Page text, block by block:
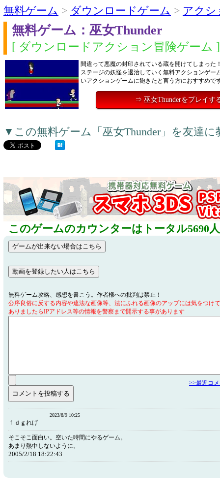
無料ゲーム > ダウンロードゲーム > アクシ
無料ゲーム：巫女Thunder
[ ダウンロードアクション冒険ゲーム ]
間違って悪魔の封印されている蔵を開けてしまった
ステージの妖怪を退治していく無料アクションゲー
いアクションゲームに飽きたと言う方におすすめで
⇒ 巫女Thunderをプレイす
▼この無料ゲーム「巫女Thunder」を友達
このゲームのカウンターはトータル5690
無料ゲーム攻略、感想を書こう。作者様への批判は禁止！
公序良俗に反する内容や違法な画像等、法にふれる画像のアップには気をつけ
ありましたらIPアドレス等の情報を警察まで開示する事があります
>>最近コ
2023/8/9 10:25
ｆｄｇれげ
そこそこ面白い。空いた時間にやるゲーム。
あまり熱中しないように。
2005/2/18 18:22:43